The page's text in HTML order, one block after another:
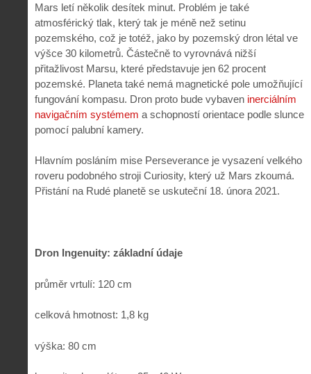
Mars letí několik desítek minut. Problém je také
atmosférický tlak, který tak je méně než setinu
pozemského, což je totéž, jako by pozemský dron létal ve
výšce 30 kilometrů. Částečně to vyrovnává nižší
přitažlivost Marsu, které představuje jen 62 procent
pozemské. Planeta také nemá magnetické pole umožňující
fungování kompasu. Dron proto bude vybaven inerciálním
navigačním systémem a schopností orientace podle slunce
pomocí palubní kamery.
Hlavním posláním mise Perseverance je vysazení velkého
roveru podobného stroji Curiosity, který už Mars zkoumá.
Přistání na Rudé planetě se uskuteční 18. února 2021.
Dron Ingenuity: základní údaje
průměr vrtulí: 120 cm
celková hmotnost: 1,8 kg
výška: 80 cm